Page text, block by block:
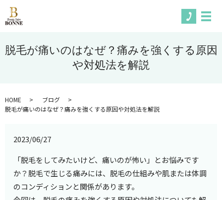
メ
脱毛が痛いのはなぜ？痛みを強くする原因
や対処法を解説
HOME
ブログ
脱毛が痛いのはなぜ？痛みを強くする原因や対処法を解説
2023/06/27
「脱毛をしてみたいけど、痛いのが怖い」とお悩みです
か？脱毛で生じる痛みには、脱毛の仕組みや肌または体調
のコンディションと関係があります。